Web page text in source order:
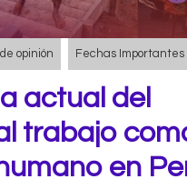
opinión Fechas Importantes
actual del
trabajo
en